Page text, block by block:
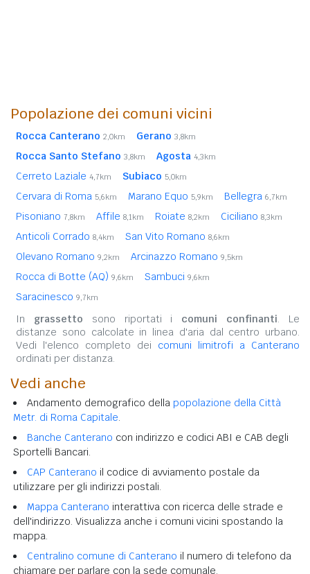
Popolazione dei comuni vicini
Rocca Canterano 2,0km Gerano 3,8km
Rocca Santo Stefano 3,8km Agosta 4,3km
Cerreto Laziale 4,7km Subiaco 5,0km
Cervara di Roma 5,6km Marano Equo 5,9km Bellegra 6,7km
Pisoniano 7,8km Affile 8,1km Roiate 8,2km Ciciliano 8,3km
Anticoli Corrado 8,4km San Vito Romano 8,6km
Olevano Romano 9,2km Arcinazzo Romano 9,5km
Rocca di Botte (AQ) 9,6km Sambuci 9,6km
Saracinesco 9,7km
In grassetto sono riportati i comuni confinanti. Le
distanze sono calcolate in linea d'aria dal centro urbano.
Vedi l'elenco completo dei comuni limitrofi a Canterano
ordinati per distanza.
Vedi anche
Andamento demografico della popolazione della Città
Metr. di Roma Capitale.
Banche Canterano con indirizzo e codici ABI e CAB degli
Sportelli Bancari.
CAP Canterano il codice di avviamento postale da
utilizzare per gli indirizzi postali.
Mappa Canterano interattiva con ricerca delle strade e
dell'indirizzo. Visualizza anche i comuni vicini spostando la
mappa.
Centralino comune di Canterano il numero di telefono da
chiamare per parlare con la sede comunale.